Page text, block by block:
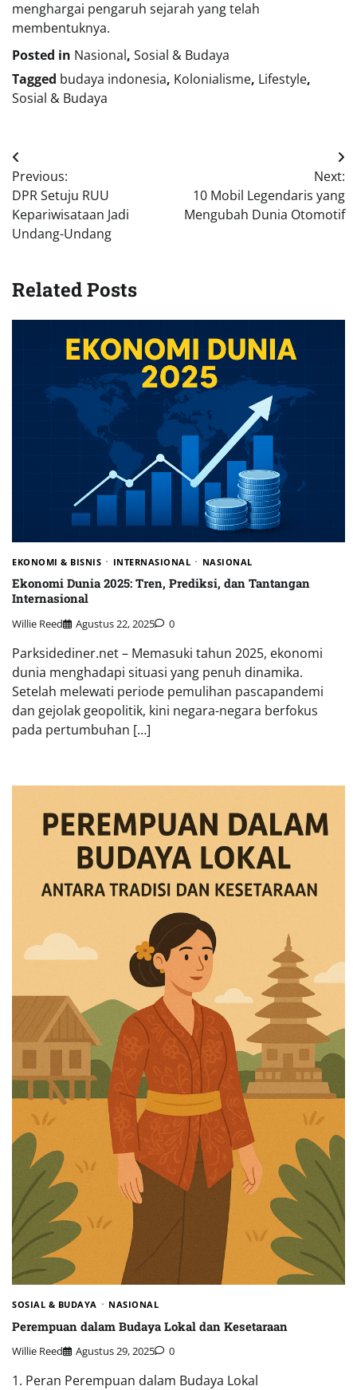
menghargai pengaruh sejarah yang telah
membentuknya.
Posted in Nasional, Sosial & Budaya
Tagged budaya indonesia, Kolonialisme, Lifestyle,
Sosial & Budaya
Navigasi
pos
Previous:
DPR Setuju RUU
Kepariwisataan Jadi
Undang-Undang
Next:
10 Mobil Legendaris yang
Mengubah Dunia Otomotif
Related Posts
EKONOMI & BISNIS INTERNASIONAL NASIONAL
Ekonomi Dunia 2025: Tren, Prediksi, dan Tantangan
Internasional
Willie Reed Agustus 22, 2025 0
Parksidediner.net – Memasuki tahun 2025, ekonomi
dunia menghadapi situasi yang penuh dinamika.
Setelah melewati periode pemulihan pascapandemi
dan gejolak geopolitik, kini negara-negara berfokus
pada pertumbuhan […]
SOSIAL & BUDAYA NASIONAL
Perempuan dalam Budaya Lokal dan Kesetaraan
Willie Reed Agustus 29, 2025 0
1. Peran Perempuan dalam Budaya Lokal